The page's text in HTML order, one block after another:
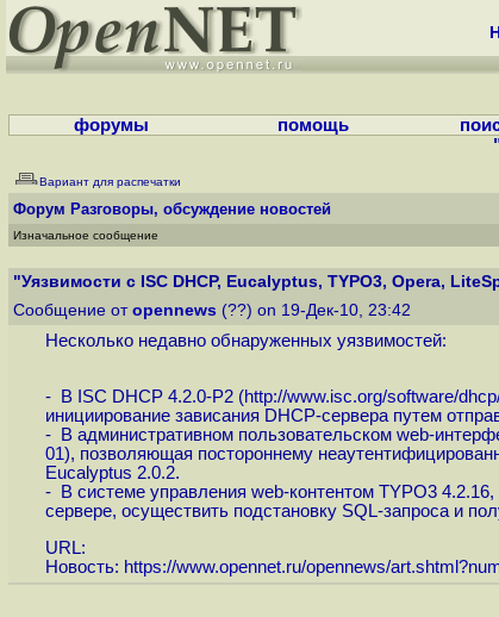
форумы помощь
Вариант для распечатки
Форум Разговоры, обсуждение новостей
Изначальное сообщение
"Уязвимости с ISC DHCP, Eucalyptus, TYPO3, Opera,
Сообщение от opennews (??) on 19-Дек-10, 23:42
Несколько недавно обнаруженных уязвимостей:
- В ISC DHCP 4.2.0-P2 (http://www.isc.org/software/
инициирование зависания DHCP-сервера путем
- В административном пользовательском web-
01), позволяющая постороннему
Eucalyptus 2.0.2.
- В системе управления web-контентом TYPO3
сервере, осуществить подстановку SQL-запроса и
URL:
Новость: https://www.opennet.ru/opennews/